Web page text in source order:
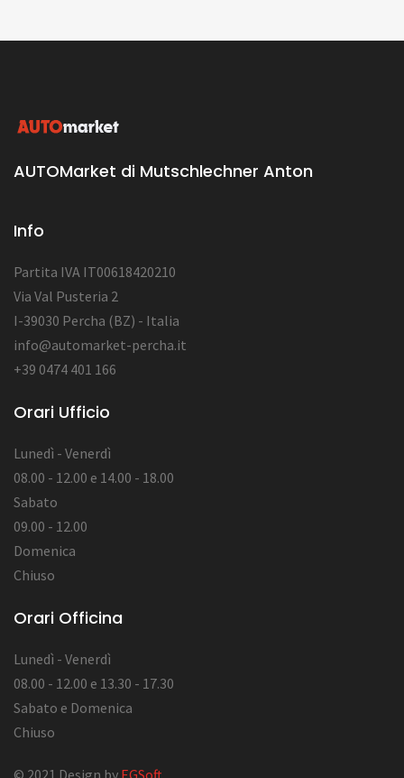
AUTOMarket di Mutschlechner Anton
Info
Partita IVA IT00618420210
Via Val Pusteria 2
I-39030 Percha (BZ) - Italia
info@automarket-percha.it
+39 0474 401 166
Orari Ufficio
Lunedì - Venerdì
08.00 - 12.00 e 14.00 - 18.00
Sabato
09.00 - 12.00
Domenica
Chiuso
Orari Officina
Lunedì - Venerdì
08.00 - 12.00 e 13.30 - 17.30
Sabato e Domenica
Chiuso
© 2021 Design by EGSoft